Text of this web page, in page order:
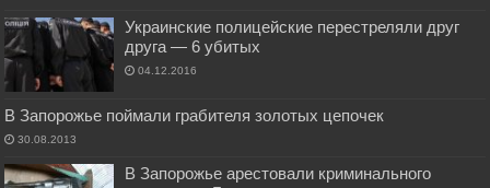
Украинские полицейские перестреляли друг
друга — 6 убитых
04.12.2016
В Запорожье поймали грабителя золотых цепочек
30.08.2013
В Запорожье арестовали криминального